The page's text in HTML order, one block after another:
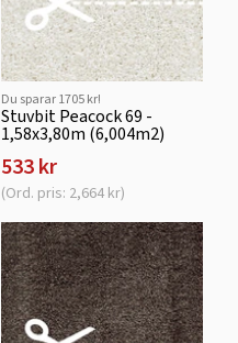
Du sparar 1705 kr!
Stuvbit Peacock 69 -
1,58x3,80m (6,004m2)
533 kr
(Ord. pris: 2,664 kr)